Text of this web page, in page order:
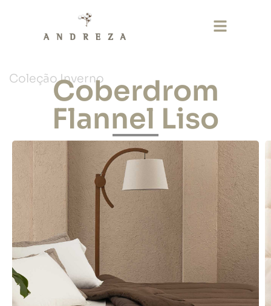
Coleção Inverno
Coberdrom
Flannel Liso